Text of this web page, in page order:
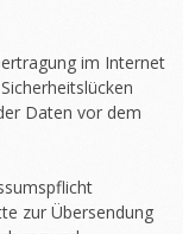
im Internet
Daten vor dem
zur Übersendung